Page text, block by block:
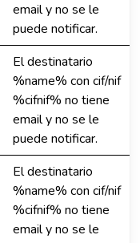
email y no se le
puede notificar.
El destinatario
%name% con cif/nif
%cifnif% no tiene
email y no se le
puede notificar.
El destinatario
%name% con cif/nif
%cifnif% no tiene
email y no se le